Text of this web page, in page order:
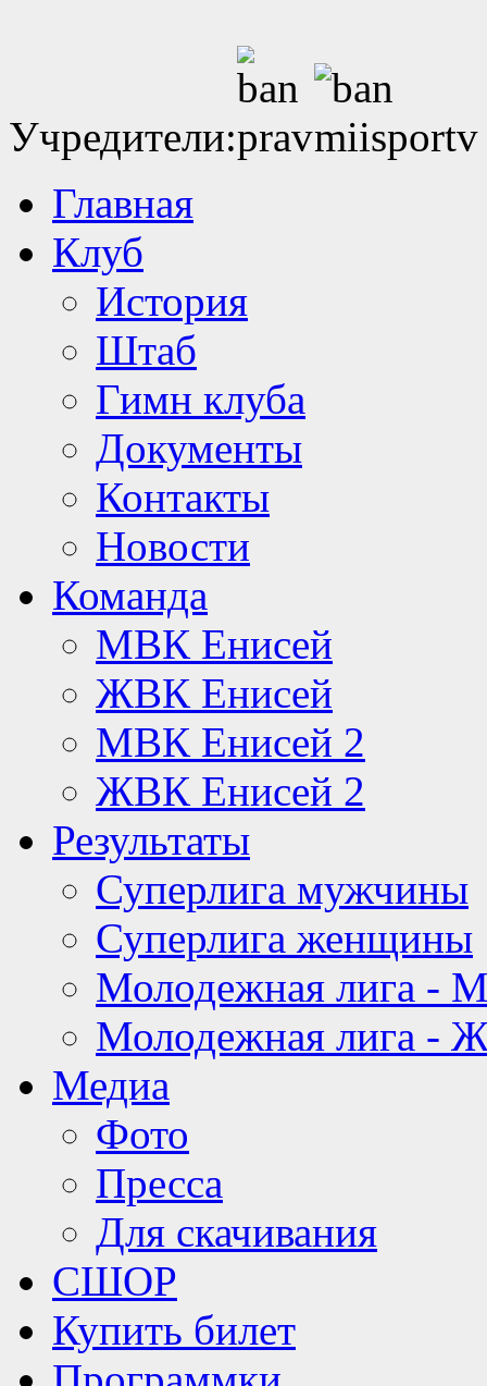
Учредители:
Главная
Клуб
История
Штаб
Гимн клуба
Документы
Контакты
Новости
Команда
МВК Енисей
ЖВК Енисей
МВК Енисей 2
ЖВК Енисей 2
Результаты
Суперлига мужчины
Суперлига женщины
Молодежная лига -
Молодежная лига -
Медиа
Фото
Пресса
Для скачивания
СШОР
Купить билет